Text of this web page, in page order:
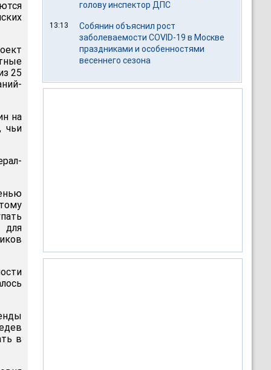
25
на
чьи
в
голову инспектор ДПС
13:13
Собянин объяснил рост
заболеваемости COVID-19 в Москве
праздниками и особенностями
весеннего сезона